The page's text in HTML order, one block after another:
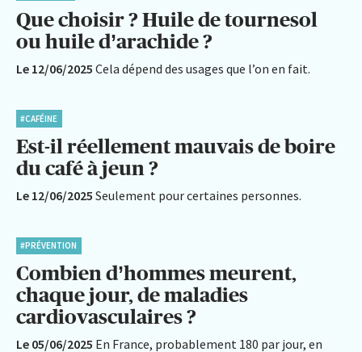
Que choisir ? Huile de tournesol
ou huile d’arachide ?
Le 12/06/2025 Cela dépend des usages que l’on en fait.
#CAFÉINE
Est-il réellement mauvais de boire
du café à jeun ?
Le 12/06/2025 Seulement pour certaines personnes.
#PRÉVENTION
Combien d’hommes meurent,
chaque jour, de maladies
cardiovasculaires ?
Le 05/06/2025 En France, probablement 180 par jour, en